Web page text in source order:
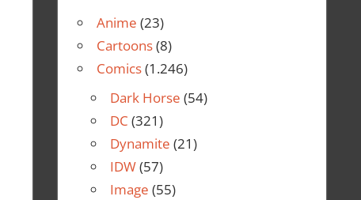
Anime (23)
Cartoons(8)
Comics(1.246)
Dark Horse (54)
DC (321)
Dynamite (21)
IDW(57)
Image (55)